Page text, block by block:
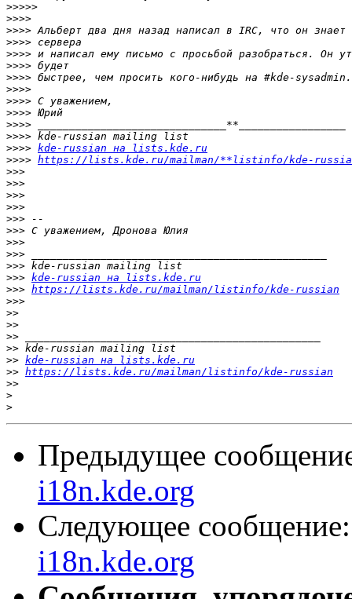
>>>>>
>>>>
>>>>
>>>>
>>>>
>>>>
>>>>
>>>>
>>>>
>>>>
>>>>
>>>>
>>>> kde-russian на lists.kde.ru
>>>> https://lists.kde.ru/mailman/**listinfo/kde-
>>>
>>>
>>>
>>>
>>>
>>>
>>>
>>>
>>>
>>> kde-russian на lists.kde.ru
>>> https://lists.kde.ru/mailman/listinfo/kde-russian
>>>
>>
>>
>>
>>
>> kde-russian на lists.kde.ru
>> https://lists.kde.ru/mailman/listinfo/kde-russian
>>
>
>
Предыдущее
i18n.kde.org
Следующее
i18n.kde.org